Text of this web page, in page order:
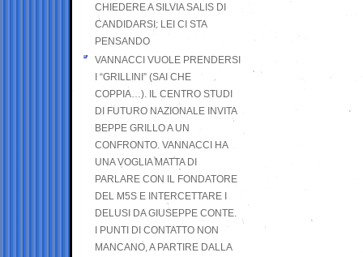
CHIEDERE A SILVIA SALIS DI
CANDIDARSI: LEI CI STA
PENSANDO
VANNACCI VUOLE PRENDERSI
I “GRILLINI” (SAI CHE
COPPIA…). IL CENTRO STUDI
DI FUTURO NAZIONALE INVITA
BEPPE GRILLO A UN
CONFRONTO. VANNACCI HA
UNA VOGLIA MATTA DI
PARLARE CON IL FONDATORE
DEL M5S E INTERCETTARE I
DELUSI DA GIUSEPPE CONTE.
I PUNTI DI CONTATTO NON
MANCANO, A PARTIRE DALLA